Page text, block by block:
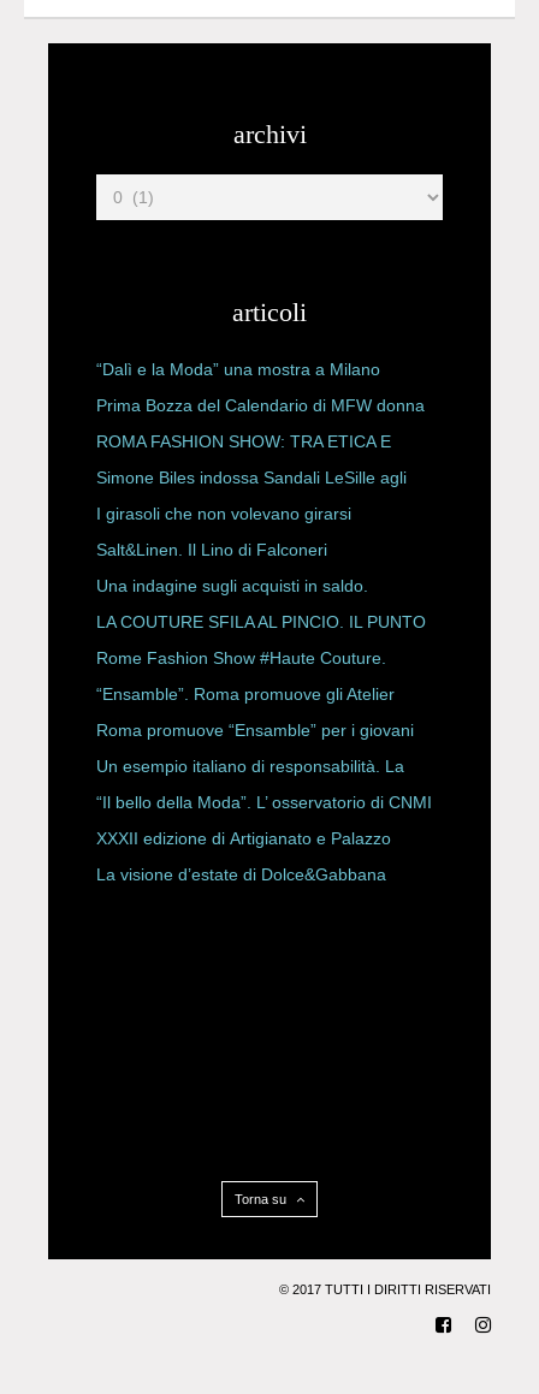
archivi
articoli
“Dalì e la Moda” una mostra a Milano
Prima Bozza del Calendario di MFW donna
P/E 2027
ROMA FASHION SHOW: TRA ETICA E
HAUTE COUTURE
Simone Biles indossa Sandali LeSille agli
ESPY Awards 2026
I girasoli che non volevano girarsi
Salt&Linen. Il Lino di Falconeri
Una indagine sugli acquisti in saldo.
LA COUTURE SFILA AL PINCIO. IL PUNTO
CON ALESSANDRO ONORATO E
ROBERTA ANGELILLI
Rome Fashion Show #Haute Couture.
“Ensamble”. Roma promuove gli Atelier
Storici
Roma promuove “Ensamble” per i giovani
Un esempio italiano di responsabilità. La
Rete Slow Fiber
“Il bello della Moda”. L’ osservatorio di CNMI
XXXII edizione di Artigianato e Palazzo
La visione d’estate di Dolce&Gabbana
Torna su
© 2017 TUTTI I DIRITTI RISERVATI